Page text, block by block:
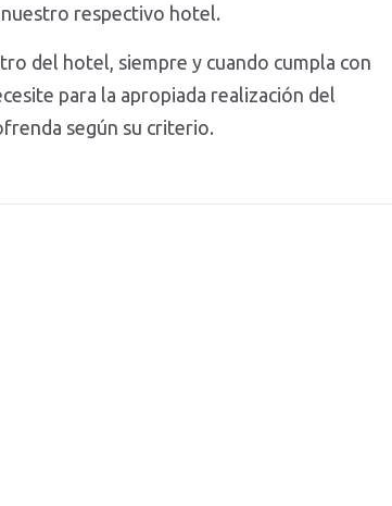
respectivo hotel.
del hotel, siempre y cuando cumpla con
para la apropiada realización del
según su criterio.